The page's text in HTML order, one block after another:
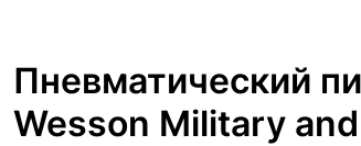
Пневматический
Wesson Military